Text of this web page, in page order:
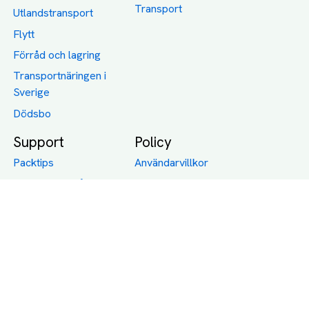
Utlandstransport
Flytt
Förråd och lagring
Transportnäringen i
Sverige
Dödsbo
Transport
Support
Packtips
Jämför pris på rätt
Policy
Användarvillkor